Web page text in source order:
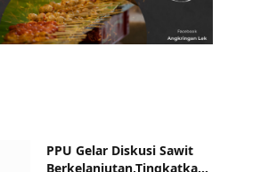
PPU Gelar Diskusi Sawit
Berkelanjutan,Tingkatkan